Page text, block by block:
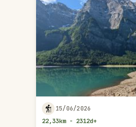
15/06/2026
22,33km - 2312d+